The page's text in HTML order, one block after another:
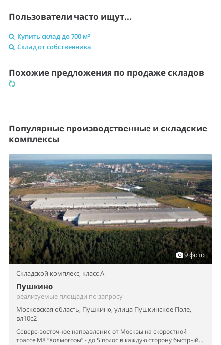
Пользователи часто ищут...
Купить склад до 700 м²
Склад от собственника
Похожие предложения по продаже складов
Популярные производственные и складские
комплексы
9 фото
Складской комплекс, класс A
Пушкино
реализуемые площади по запросу
Московская область, Пушкино, улица Пушкинское Поле,
вл10с2
Северо-восточное направление от Москвы на скоростной
трассе М8 “Холмогоры” - до 5 полос в каждую сторону быстрый...